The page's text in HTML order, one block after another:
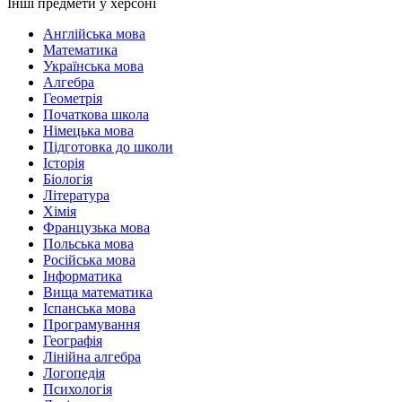
Англійська мова
Математика
Українська мова
Алгебра
Геометрія
Початкова школа
Німецька мова
Підготовка до школи
Історія
Біологія
Література
Хімія
Французька мова
Польська мова
Російська мова
Інформатика
Вища математика
Іспанська мова
Програмування
Географія
Лінійна алгебра
Логопедія
Психологія